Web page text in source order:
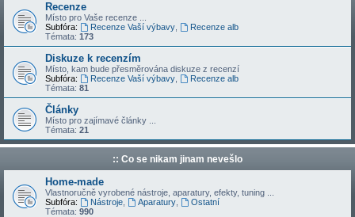
Recenze
Místo pro Vaše recenze ...
Subfóra:
Recenze Vaší výbavy,
Recenze alb
Témata: 173
Diskuze k recenzím
Místo, kam bude přesměrována diskuze z recenzí
Subfóra:
Recenze Vaší výbavy,
Recenze alb
Témata: 81
Články
Místo pro zajímavé články ...
Témata: 21
:: Co se nikam jinam nevešlo
Home-made
Vlastnoručně vyrobené nástroje, aparatury, efekty, tuning ...
Subfóra:
Nástroje, Aparatury,
Ostatní
Témata: 990